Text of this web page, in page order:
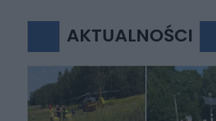
AKTUALNOŚCI